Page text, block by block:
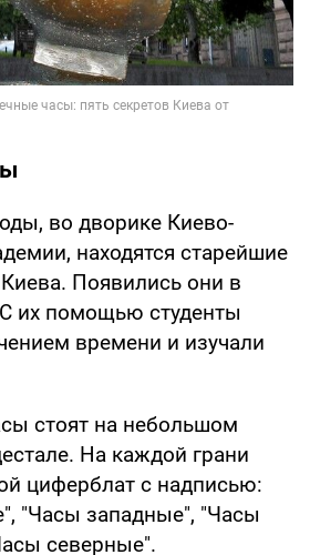
во дворике Киево-
находятся старейшие
Появились они в
их помощью студенты
времени и изучали
стоят на небольшом
На каждой грани
циферблат с надписью:
"Часы западные", "Часы
северные".